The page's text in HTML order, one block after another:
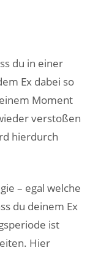
du in einer
Ex dabei so
Moment
verstoßen
hierdurch
– egal welche
du deinem Ex
ist
Hier